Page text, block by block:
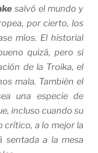
salvó el mundo y
por cierto, los
míos. El historial
quizá, pero si
de la Troika, el
mala. También el
una especie de
incluso cuando su
a lo mejor la
sentada a la mesa